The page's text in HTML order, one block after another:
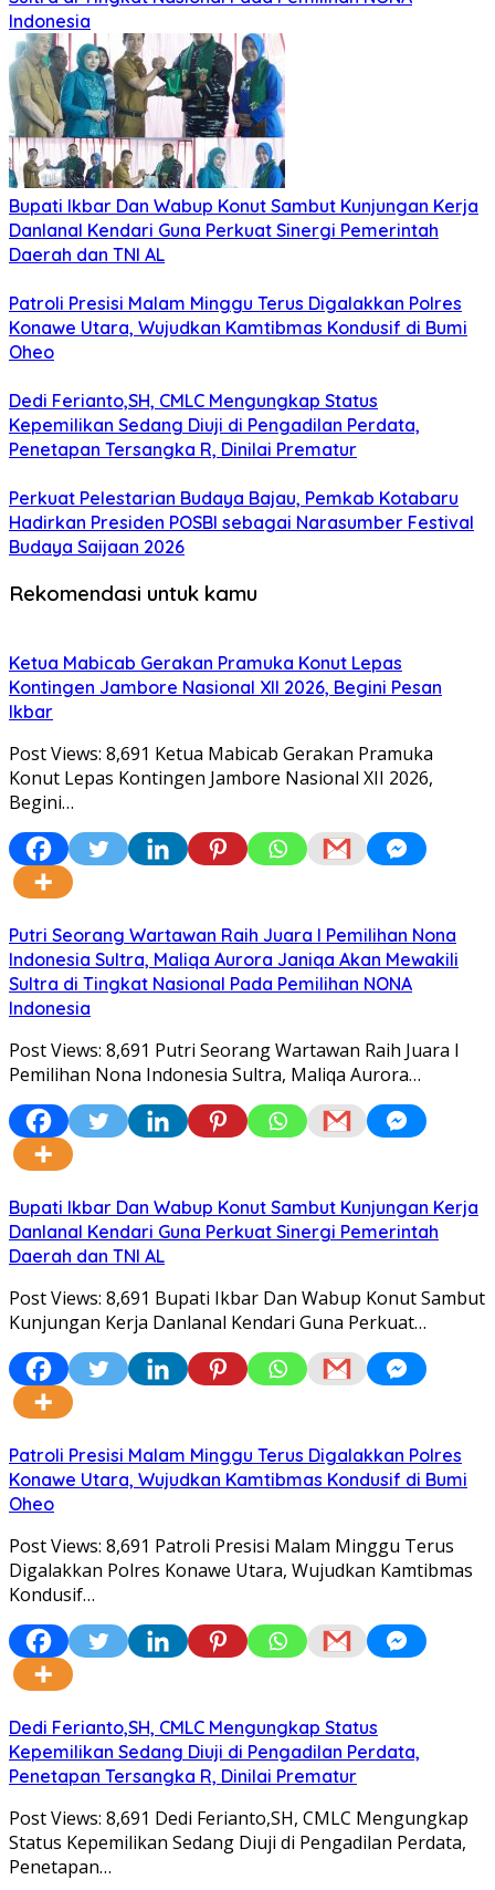
Indonesia
Bupati Ikbar Dan Wabup Konut Sambut Kunjungan Kerja
Danlanal Kendari Guna Perkuat Sinergi Pemerintah
Daerah dan TNI AL
Patroli Presisi Malam Minggu Terus Digalakkan Polres
Konawe Utara, Wujudkan Kamtibmas Kondusif di Bumi
Oheo
Dedi Ferianto,SH, CMLC Mengungkap Status
Kepemilikan Sedang Diuji di Pengadilan Perdata,
Penetapan Tersangka R, Dinilai Prematur
Perkuat Pelestarian Budaya Bajau, Pemkab Kotabaru
Hadirkan Presiden POSBI sebagai Narasumber Festival
Budaya Saijaan 2026
Rekomendasi untuk kamu
Ketua Mabicab Gerakan Pramuka Konut Lepas
Kontingen Jambore Nasional XII 2026, Begini Pesan
Ikbar
Post Views: 8,691 Ketua Mabicab Gerakan Pramuka
Konut Lepas Kontingen Jambore Nasional XII 2026,
Begini…
Putri Seorang Wartawan ‎Raih Juara I Pemilihan Nona
Indonesia Sultra, Maliqa Aurora Janiqa Akan Mewakili
Sultra di Tingkat Nasional Pada Pemilihan NONA
Indonesia
Post Views: 8,691 Putri Seorang Wartawan ‎Raih Juara I
Pemilihan Nona Indonesia Sultra, Maliqa Aurora…
Bupati Ikbar Dan Wabup Konut Sambut Kunjungan Kerja
Danlanal Kendari Guna Perkuat Sinergi Pemerintah
Daerah dan TNI AL
Post Views: 8,691 Bupati Ikbar Dan Wabup Konut Sambut
Kunjungan Kerja Danlanal Kendari Guna Perkuat…
Patroli Presisi Malam Minggu Terus Digalakkan Polres
Konawe Utara, Wujudkan Kamtibmas Kondusif di Bumi
Oheo
Post Views: 8,691 Patroli Presisi Malam Minggu Terus
Digalakkan Polres Konawe Utara, Wujudkan Kamtibmas
Kondusif…
Dedi Ferianto,SH, CMLC Mengungkap Status
Kepemilikan Sedang Diuji di Pengadilan Perdata,
Penetapan Tersangka R, Dinilai Prematur
Post Views: 8,691 Dedi Ferianto,SH, CMLC Mengungkap
Status Kepemilikan Sedang Diuji di Pengadilan Perdata,
Penetapan…